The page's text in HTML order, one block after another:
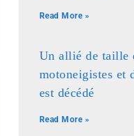
Read More »
Un allié de taille
motoneigistes et
est décédé
Read More »